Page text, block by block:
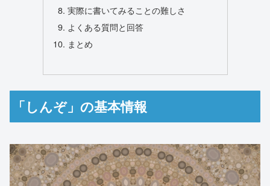
実際に書いてみることの難しさ
よくある質問と回答
まとめ
「しんぞ」の基本情報